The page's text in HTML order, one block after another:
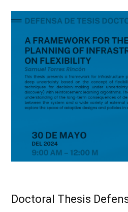
Doctoral Thesis